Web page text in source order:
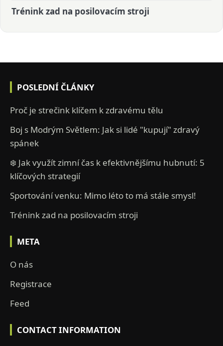
Trénink zad na posilovacím stroji
POSLEDNÍ ČLÁNKY
Proč je strečink klíčem k zdravému tělu
Boj s Modrým Světlem: Jak si lidé "kupují" zdravý
spánek
❄️ Jak využít zimní čas k efektivnějšímu hubnutí: 5
klíčových strategií
Sportování venku: Mimo léto to má stále smysl!
Trénink zad na posilovacím stroji
META
O nás
Registrace
Feed
CONTACT INFORMATION